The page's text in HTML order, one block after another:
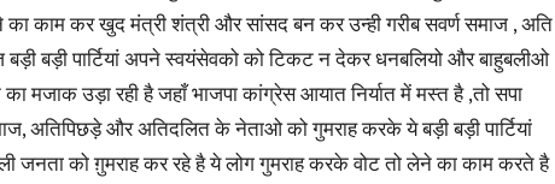
in
काम कर खुद मंत्री शंत्री और सांसद बन कर उन्ही गरीब सवर्ण समाज , अति
बड़ी पार्टियां अपने स्वयंसेवको को टिकट न देकर धनबलियो और बाहुबलीओ
मजाक उड़ा रही है जहाँ भाजपा कांग्रेस आयात निर्यात में मस्त है ,तो सपा
अतिपिछड़े और अतिदलित के नेताओ को गुमराह करके ये बड़ी बड़ी पार्टियां
जनता को ग़ुमराह कर रहे है ये लोग गुमराह करके वोट तो लेने का काम करते है